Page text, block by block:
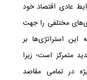
عادی اقتصاد خود
و استراتژی‌های مختلفی را جهت
این استراتژی‌ها بر
متمرکز است؛ زیرا
در تمامی مقاصد